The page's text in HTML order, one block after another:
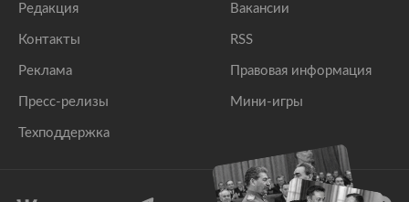
Редакция
Контакты
Реклама
Пресс-релизы
Техподдержка
Вакансии
RSS
Правовая информация
Мини-игры